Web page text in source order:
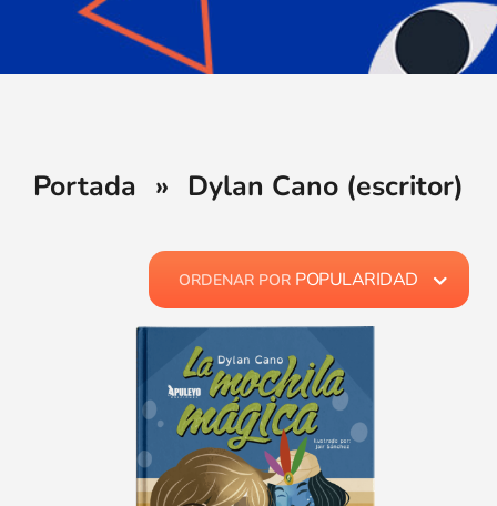
Portada » Dylan Cano (escritor)
ORDENAR POR POPULARIDAD